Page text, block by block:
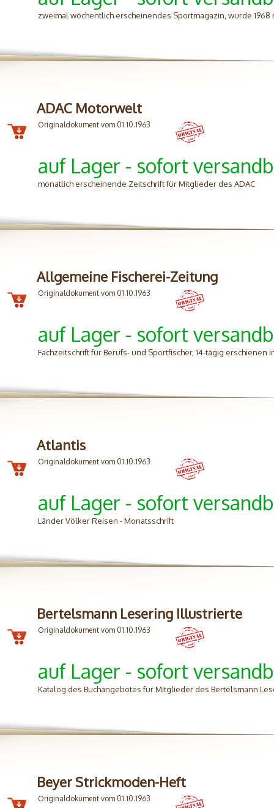
zweimal wöchentlich erscheinendes Sportmagazin, wurde
ADAC Motorwelt
Originaldokument vom 01.10.1963
auf Lager - sofort
monatlich erscheinende Zeitschrift für Mitglieder des ADAC
Allgemeine Fischerei-Zeitung
Originaldokument vom 01.10.1963
auf Lager - sofort
Fachzeitschrift für Berufs- und Sportfischer, 14-tägig erschienen
Atlantis
Originaldokument vom 01.10.1963
auf Lager - sofort
Länder Völker Reisen - Monatsschrift
Bertelsmann Lesering Illustrierte
Originaldokument vom 01.10.1963
auf Lager - sofort
Katalog des Buchangebotes für Mitglieder des Bertelsmann
Beyer Strickmoden-Heft
Originaldokument vom 01.10.1963